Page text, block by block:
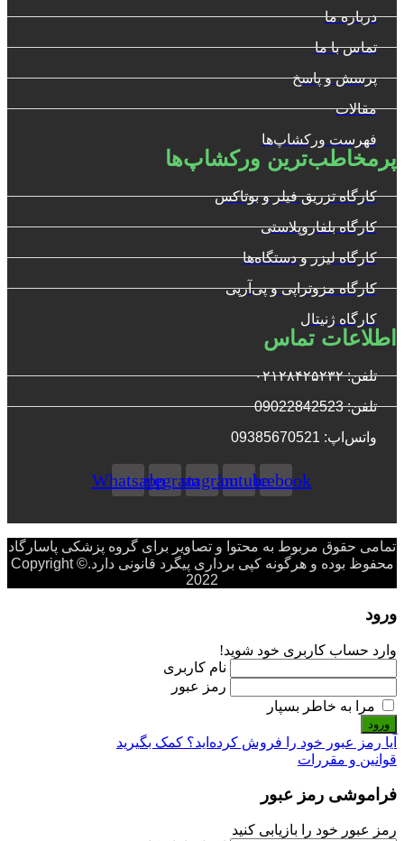
درباره ما
تماس با ما
پرسش و پاسخ
مقالات
فهرست ورکشاپ‌ها
پرمخاطب‌ترین ورکشاپ‌ها
کارگاه تزریق فیلر و بوتاکس
کارگاه بلفاروپلاستی
کارگاه لیزر و دستگاه‌ها
کارگاه مزوتراپی و پی‌آرپی
کارگاه ژنیتال
اطلاعات تماس
تلفن: ۰۲۱۲۸۴۲۵۲۳۲
تلفن: 09022842523
واتس‌‌اپ: 09385670521
Facebook
Youtube
Instagram
Telegram
Whatsapp
تمامی حقوق مربوط به محتوا و تصاویر برای گروه پزشکی پاسارگاد
محفوظ بوده و هرگونه کپی برداری پیگرد قانونی دارد.Copyright ©
2022
ورود
وارد حساب کاربری خود شوید!
نام کاربری
رمز عبور
مرا به خاطر بسپار
ورود
آیا رمز عبور خود را فروش کرده‌اید؟ کمک بگیرید
قوانین و مقررات
فراموشی رمز عبور
رمز عبور خود را بازیابی کنید